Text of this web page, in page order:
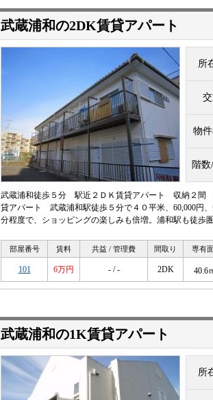
武蔵浦和の2DK賃貸アパート
所
物
階
武蔵浦和徒歩５分 駅近２ＤＫ賃貸アパート 収納２
貸アパート 武蔵浦和駅徒歩５分で４０平米、60,000円
分程度で、ショッピングの楽しみも倍増。浦和駅も徒歩
部屋番号 賃料 共益 / 管理費 間取り 専有
101 6万円 - / - 2DK 40.6
武蔵浦和の1K賃貸アパート
所